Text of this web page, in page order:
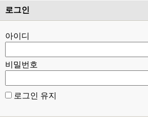
로그인
아이디
비밀번호
로그인 유지